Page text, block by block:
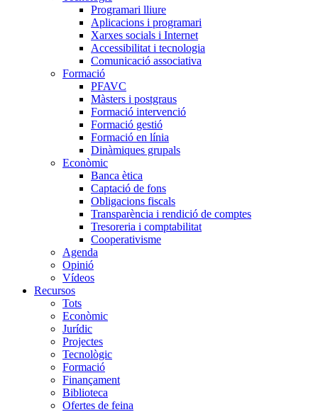
Programari lliure
Aplicacions i programari
Xarxes socials i Internet
Accessibilitat i tecnologia
Comunicació associativa
Formació
PFAVC
Màsters i postgraus
Formació intervenció
Formació gestió
Formació en línia
Dinàmiques grupals
Econòmic
Banca ètica
Captació de fons
Obligacions fiscals
Transparència i rendició de comptes
Tresoreria i comptabilitat
Cooperativisme
Agenda
Opinió
Vídeos
Recursos
Tots
Econòmic
Jurídic
Projectes
Tecnològic
Formació
Finançament
Biblioteca
Ofertes de feina